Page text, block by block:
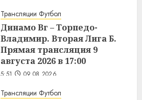
Трансляции Футбол
Динамо Вг – Торпедо-
Владимир. Вторая Лига Б.
Прямая трансляция 9
августа 2026 в 17:00
5:51 09.08.2026
Трансляции Футбол